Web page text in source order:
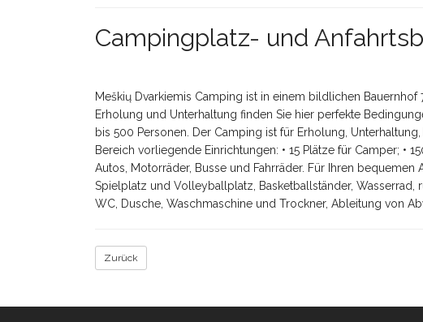
Campingplatz- und
Meškių Dvarkiemis Camping ist in einem bildlichen
Erholung und Unterhaltung finden Sie hier perfekte
bis 500 Personen. Der Camping ist für Erholung,
Bereich vorliegende Einrichtungen: • 15 Plätze für Camper; •
Autos, Motorräder, Busse und Fahrräder. Für Ihren
Spielplatz und Volleyballplatz, Basketballständer, Wasserrad,
WC, Dusche, Waschmaschine und Trockner, Ableitung von
Zurück